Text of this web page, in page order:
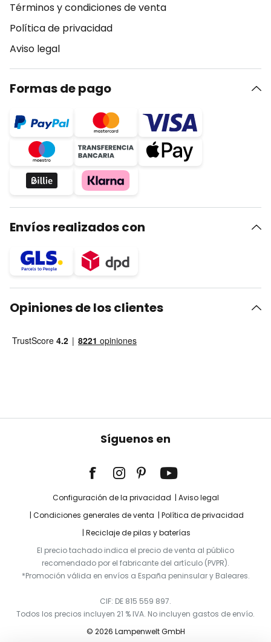
Términos y condiciones de venta
Política de privacidad
Aviso legal
Formas de pago
Envíos realizados con
Opiniones de los clientes
Síguenos en
Configuración de la privacidad
Aviso legal
Condiciones generales de venta
Política de privacidad
Reciclaje de pilas y baterías
El precio tachado indica el precio de venta al público
recomendado por el fabricante del artículo (PVPR).
*Promoción válida en envíos a España peninsular y Baleares.
CIF: DE 815 559 897.
Todos los precios incluyen 21 % IVA. No incluyen gastos de envío.
© 2026 Lampenwelt GmbH